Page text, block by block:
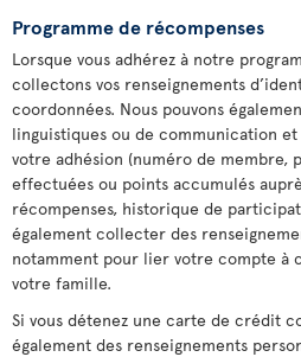
Programme de récompenses
Lorsque vous adhérez à notre
collectons vos renseignements
coordonnées. Nous pouvons
linguistiques ou de communication
votre adhésion (numéro de membre,
effectuées ou points accumulés
récompenses, historique de
également collecter des
notamment pour lier votre compte à
votre famille.
Si vous détenez une carte de crédit
également des renseignements